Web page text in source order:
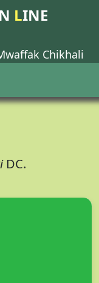
N LINE
Chikhali
DC.